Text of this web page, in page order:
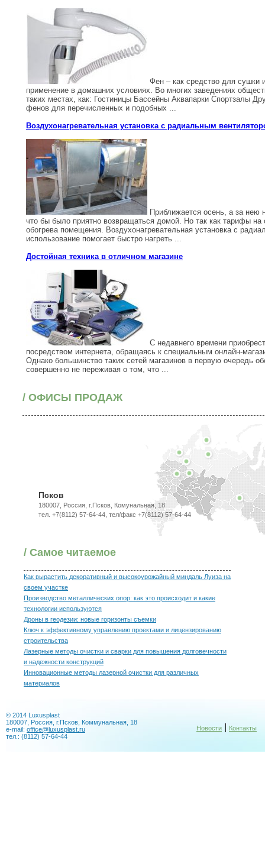
Фен – как средство для сушки
применение в домашних условиях. Во многих заведениях
таких местах, как: Гостиницы Бассейны Аквапарки Спортзалы
фенов для перечисленных и подобных ...
Воздухонагревательная установка с радиальным
Приближается осень, а за нею
что бы было приятно возвращаться домой. Но так как тарифы
обогрева помещения. Воздухонагревательная установка с
использование помогает быстро нагреть ...
Достойная техника в отличном магазине
С недавнего времени
посредством интернета, обращаясь к специальным онлайн-
Однако большинство таких сетей магазинов в первую очередь
совершенно не переживая о том, что ...
/ ОФИСЫ ПРОДАЖ
Псков
180007, Россия, г.Псков, Комунальная, 18
тел. +7(8112) 57-64-44, тел/факс +7(8112) 57-64-44
/ Самое читаемое
Как вырастить декоративный и высокоурожайный миндаль Луиза на
своем участке
Производство металлических опор: как это происходит и какие
технологии используются
Дроны в геодезии: новые горизонты съемки
Ключ к эффективному управлению проектами и лицензированию
строительства
Лазерные методы очистки и сварки для повышения долговечности
и надежности конструкций
Инновационные методы лазерной очистки для различных
материалов
© 2014 Luxusplast
180007, Россия, г.Псков, Коммунальная, 18
e-mail: office@luxusplast.ru
тел.: (8112) 57-64-44
Новости Контакты